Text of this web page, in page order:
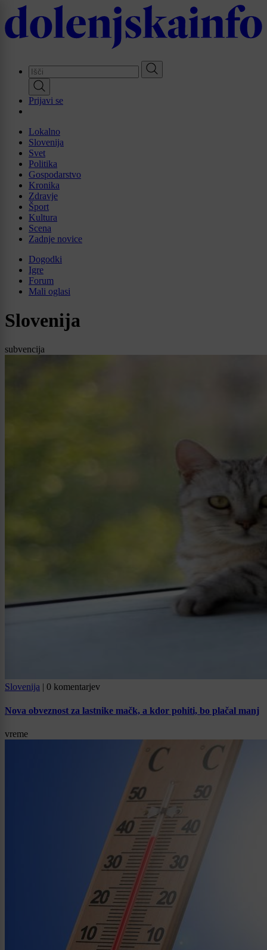
Skip
to
main
Prijavi se
Lokalno
Slovenija
Svet
Politika
Gospodarstvo
Kronika
Zdravje
Šport
Kultura
Scena
Zadnje novice
Dogodki
Igre
Forum
Mali oglasi
Slovenija
subvencija
Slovenija 0 komentarjev
Nova obveznost za lastnike mačk, a kdor pohiti, bo plačal manj
vreme